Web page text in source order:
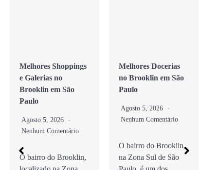
Melhores Shoppings
e Galerias no
Brooklin em São
Paulo
Agosto 5, 2026
Nenhum Comentário
O bairro do Brooklin,
Melhores Docerias
no Brooklin em São
Paulo
Agosto 5, 2026
Nenhum Comentário
O bairro do Brooklin,
na Zona Sul de São